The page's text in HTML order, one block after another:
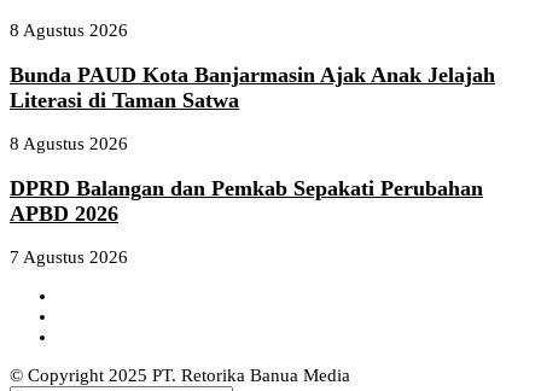
8 Agustus 2026
Bunda PAUD Kota Banjarmasin Ajak Anak Jelajah
Literasi di Taman Satwa
8 Agustus 2026
DPRD Balangan dan Pemkab Sepakati Perubahan
APBD 2026
7 Agustus 2026
© Copyright 2025 PT. Retorika Banua Media